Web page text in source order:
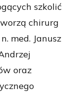
szkolić
chirurg
med. Janusz
oraz